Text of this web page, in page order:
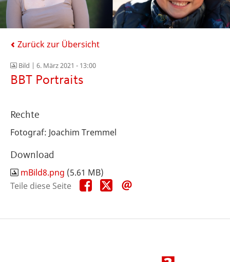
Zurück zur Übersicht
Bild | 6. März 2021 - 13:00
BBT Portraits
Rechte
Fotograf: Joachim Tremmel
Download
mBild8.png (5.61 MB)
Teile diese Seite
Teile
diese
Teile
diese